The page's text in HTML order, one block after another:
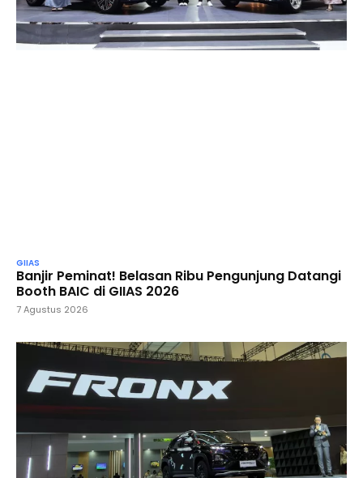
GIIAS
Banjir Peminat! Belasan Ribu Pengunjung Datangi
Booth BAIC di GIIAS 2026
7 Agustus 2026